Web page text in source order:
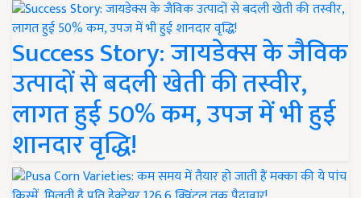
Success Story: जायडेक्स के जैविक
उत्पादों से बदली खेती की तस्वीर,
लागत हुई 50% कम, उपज में भी हुई
शानदार वृद्धि!